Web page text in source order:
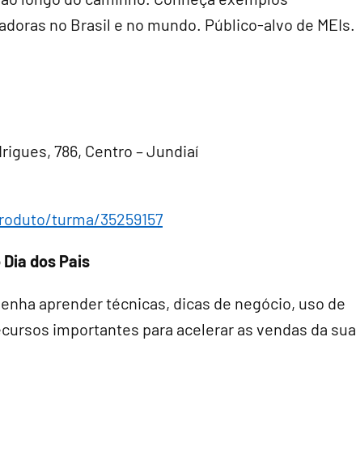
no Brasil e no mundo. Público-alvo de MEIs.
786, Centro – Jundiaí
turma/35259157
dos Pais
aprender técnicas, dicas de negócio, uso de
importantes para acelerar as vendas da sua